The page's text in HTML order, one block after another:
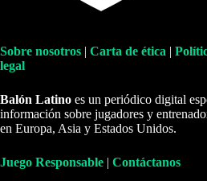
Sobre nosotros | Carta de ética |
legal
Balón Latino es un periódico digital
información sobre jugadores y
en Europa, Asia y Estados Unidos.
Juego Responsable | Contáctanos